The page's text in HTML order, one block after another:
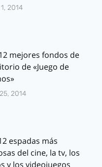
2014
mejores fondos de
de «Juego de
2014
espadas más
del cine, la tv, los
y los videojuegos